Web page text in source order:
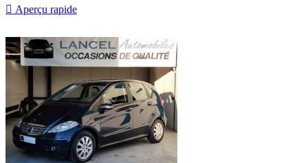
 Aperçu rapide